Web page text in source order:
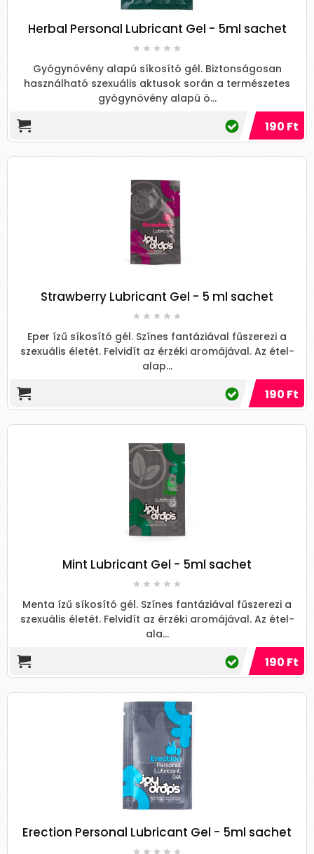
Herbal Personal Lubricant Gel - 5ml sachet
Gyógynövény alapú síkosító gél. Biztonságosan
használható szexuális aktusok során a természetes
gyógynövény alapú ö...
190 Ft
Strawberry Lubricant Gel - 5 ml sachet
Eper ízű síkosító gél. Színes fantáziával fűszerezi a
szexuális életét. Felvidít az érzéki aromájával. Az étel-
alap...
190 Ft
Mint Lubricant Gel - 5ml sachet
Menta ízű síkosító gél. Színes fantáziával fűszerezi a
szexuális életét. Felvidít az érzéki aromájával. Az étel-
ala...
190 Ft
Erection Personal Lubricant Gel - 5ml sachet